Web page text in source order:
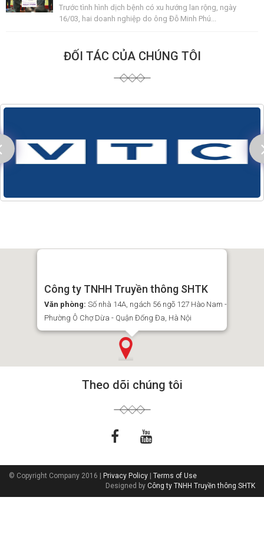
Trước tình hình dịch bệnh có xu hướng lan rộng, ngày
16/03, hai doanh nghiệp do ông Đỗ Minh Phú...
ĐỐI TÁC CỦA CHÚNG TÔI
Công ty TNHH Truyền thông SHTK
Văn phòng: Số nhà 14A, ngách 56 ngõ 127 Hào Nam -
Phường Ô Chợ Dừa - Quận Đống Đa, Hà Nội
Theo dõi chúng tôi
© Copyright Company 2016 | Privacy Policy | Terms of Use
Designed by Công ty TNHH Truyền thông SHTK